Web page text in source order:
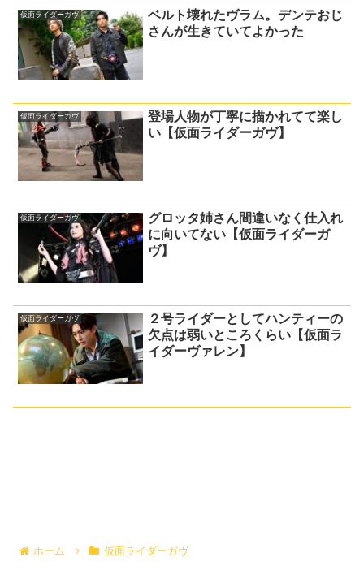
仮面ライダーガヴ
ベルト壊れたヴラム。デンテおじ
さんが生きていてよかった
仮面ライダーガヴ
登場人物が丁寧に描かれてて楽し
い【仮面ライダーガヴ】
仮面ライダーガヴ
グロッタ姉さん間違いなく仕入れ
に向いてない【仮面ライダーガ
ヴ】
仮面ライダーガヴ
２号ライダーとしてハンティーの
欠点は弱いところくらい【仮面ラ
イダーヴァレン】
ホーム 仮面ライダーガヴ